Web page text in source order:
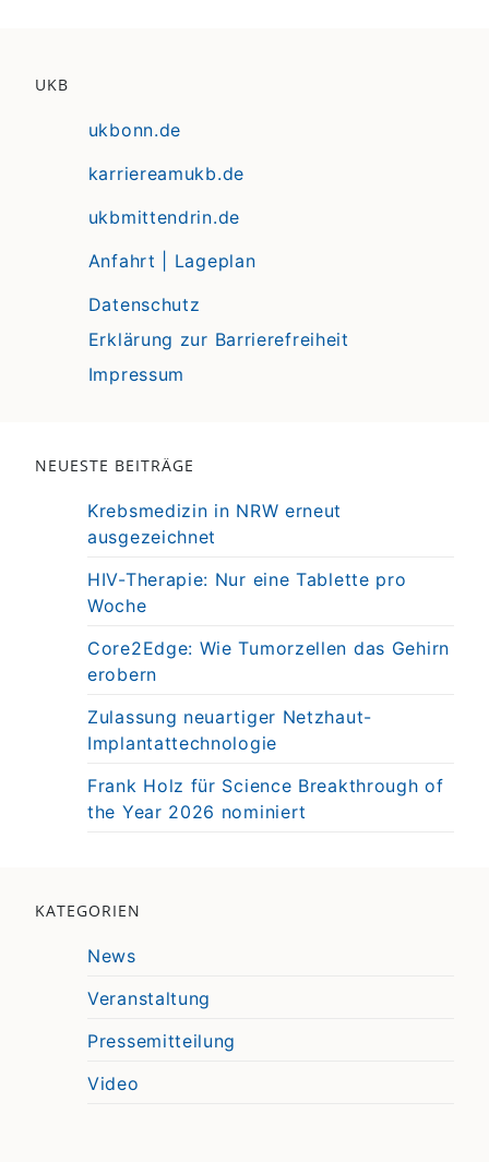
UKB
ukbonn.de
karriereamukb.de
ukbmittendrin.de
Anfahrt | Lageplan
Datenschutz
Erklärung zur Barrierefreiheit
Impressum
NEUESTE BEITRÄGE
Krebsmedizin in NRW erneut
ausgezeichnet
HIV-Therapie: Nur eine Tablette pro
Woche
Core2Edge: Wie Tumorzellen das Gehirn
erobern
Zulassung neuartiger Netzhaut-
Implantattechnologie
Frank Holz für Science Breakthrough of
the Year 2026 nominiert
KATEGORIEN
News
Veranstaltung
Pressemitteilung
Video